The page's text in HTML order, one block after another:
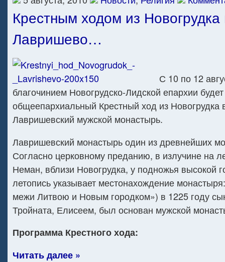
Крестным ходом из Новогрудка
Лавришево…
С 10 по 12
благочинием Новогрудско-Лидской епархии
общеепархиальный Крестный ход из Новогрудка
Лавришевский мужской монастырь.
Лавришевский монастырь один из древнейших
Согласно церковному преданию, в излучине на
Неман, вблизи Новогрудка, у подножья высокой
летопись указывает местонахождение
межи Литвою и Новым городком») в 1225 году
Тройната, Елисеем, был основан мужской
Программа Крестного хода:
Читать далее »